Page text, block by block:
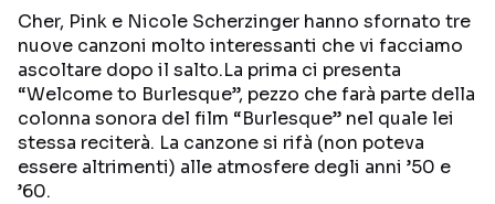
Seguici sui social
Cher, Pink e Nicole Scherzinger hanno sfornato tre
nuove canzoni molto interessanti che vi facciamo
ascoltare dopo il salto.La prima ci presenta
“Welcome to Burlesque”, pezzo che farà parte della
colonna sonora del film “Burlesque” nel quale lei
stessa reciterà. La canzone si rifà (non poteva
essere altrimenti) alle atmosfere degli anni ’50 e
’60.